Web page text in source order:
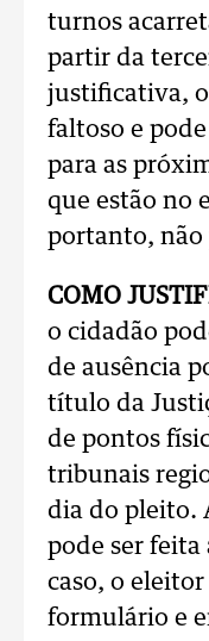
turnos
partir da
justificativa,
faltoso e
para as
que estão no
portanto, não
COMO
o cidadão
de ausência
título da
de pontos
tribunais
dia do pleito.
pode ser feita
caso, o
formulário e